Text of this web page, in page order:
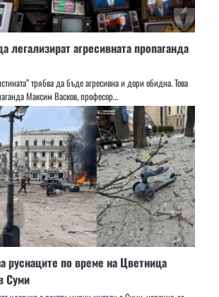
легализират агресивната пропаганда
трябва да бъде агресивна и дори обидна. Това
Максим Васков, професор…
руснаците по време на Цветница
Суми